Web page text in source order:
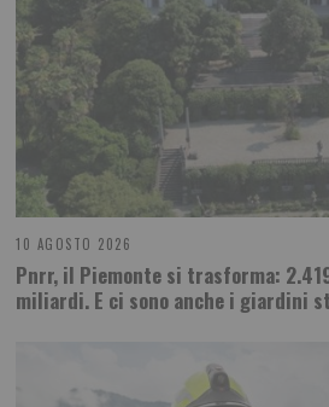
10 AGOSTO 2026
Pnrr, il Piemonte si trasforma:
miliardi. E ci sono anche i giardini